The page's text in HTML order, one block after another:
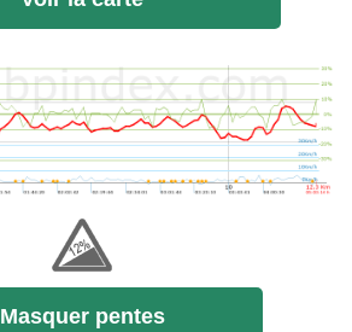
Masquer pentes